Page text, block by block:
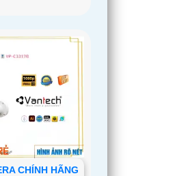
CHÍNH HÃNG